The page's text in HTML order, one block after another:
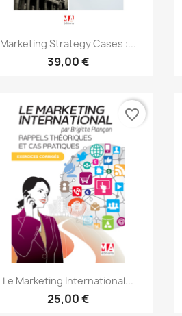
Aperçu rapide
Marketing Strategy Cases :...
39,00 €
Aperçu rapide
Le Marketing International...
25,00 €
favorite_border